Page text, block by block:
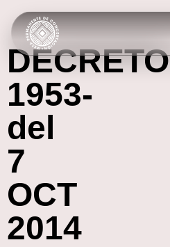
DECRETO
1953-
del
7
OCT
2014